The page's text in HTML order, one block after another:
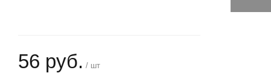
56 руб. / шт